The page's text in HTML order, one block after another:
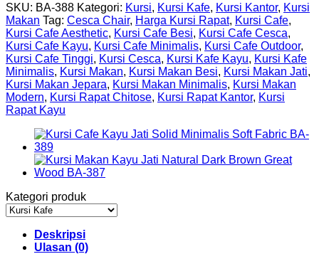
SKU: BA-388 Kategori: Kursi, Kursi Kafe, Kursi Kantor, Kursi
Makan Tag: Cesca Chair, Harga Kursi Rapat, Kursi Cafe,
Kursi Cafe Aesthetic, Kursi Cafe Besi, Kursi Cafe Cesca,
Kursi Cafe Kayu, Kursi Cafe Minimalis, Kursi Cafe Outdoor,
Kursi Cafe Tinggi, Kursi Cesca, Kursi Kafe Kayu, Kursi Kafe
Minimalis, Kursi Makan, Kursi Makan Besi, Kursi Makan Jati,
Kursi Makan Jepara, Kursi Makan Minimalis, Kursi Makan
Modern, Kursi Rapat Chitose, Kursi Rapat Kantor, Kursi
Rapat Kayu
Kategori produk
Deskripsi
Ulasan (0)